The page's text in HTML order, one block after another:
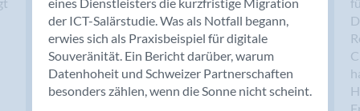
Benken (SG)
Bergdietikon
Berlin
Bern
Bern - Liebefeld
der ICT-Salärstudie. Was als Notfall begann,
erwies sich als Praxisbeispiel für digitale
Souveränität. Ein Bericht darüber, warum
Datenhoheit und Schweizer Partnerschaften
besonders zählen, wenn die Sonne nicht scheint.